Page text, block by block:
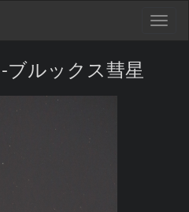
ブルックス彗星